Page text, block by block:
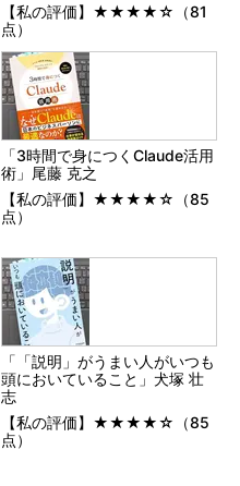
【私の評価】★★★★☆（81
点）
「3時間で身につくClaude活用
術」尾藤 克之
【私の評価】★★★★☆（85
点）
「「説明」がうまい人がいつも
頭においていること」犬塚 壮
志
【私の評価】★★★★☆（85
点）